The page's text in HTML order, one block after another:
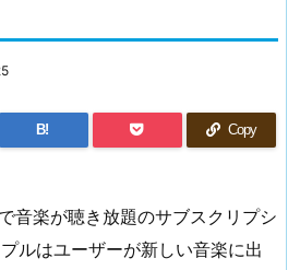
B! Copy
音楽が聴き放題のサブスクリプシ
ルはユーザーが新しい音楽に出